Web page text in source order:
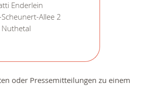
Enderlein
Allee 2
oder Pressemitteilungen zu einem